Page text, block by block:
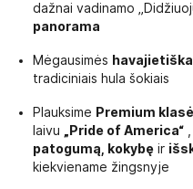
dažnai vadinamo
panorama
Mėgausimės
tradiciniais hula šokiais
Plauksime Premium
laivu
„Pride of America“
patogumą, kokybę ir
kiekviename žingsnyje